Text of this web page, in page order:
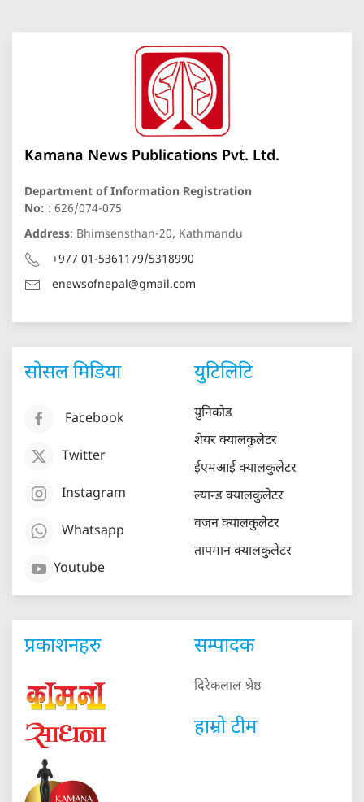
Kamana News Publications Pvt. Ltd.
Department of Information Registration
No: : 626/074-075
Address: Bhimsensthan-20, Kathmandu
+977 01-5361179/5318990
enewsofnepal@gmail.com
सोसल मिडिया
Facebook
Twitter
Instagram
Whatsapp
Youtube
युटिलिटि
युनिकोड
शेयर क्यालकुलेटर
ईएमआई क्यालकुलेटर
ल्यान्ड क्यालकुलेटर
वजन क्यालकुलेटर
तापमान क्यालकुलेटर
प्रकाशनहरु सम्पादक
दिरेकलाल श्रेष्ठ
हाम्रो टीम